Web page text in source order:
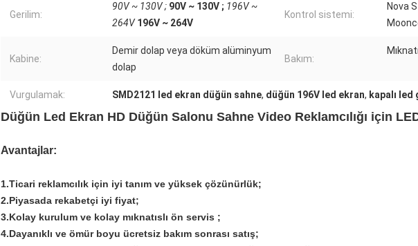
Gerilim:
90V ~ 130V ; 90V ~ 130V ; 196V ~
264V 196V ~ 264V
Kontrol sistemi:
Nova
Kabine:
Demir dolap veya döküm alüminyum
dolap
Bakım:
Vurgulamak: SMD2121 led ekran düğün sahne, düğün 196V led ekran, kapalı
Düğün Led Ekran HD Düğün Salonu Sahne Video Reklamcılığı için
Avantajlar:
1.Ticari reklamcılık için iyi tanım ve yüksek çözünürlük;
2.Piyasada rekabetçi iyi fiyat;
3.Kolay kurulum ve kolay mıknatıslı ön servis ;
4.Dayanıklı ve ömür boyu ücretsiz bakım sonrası satış;